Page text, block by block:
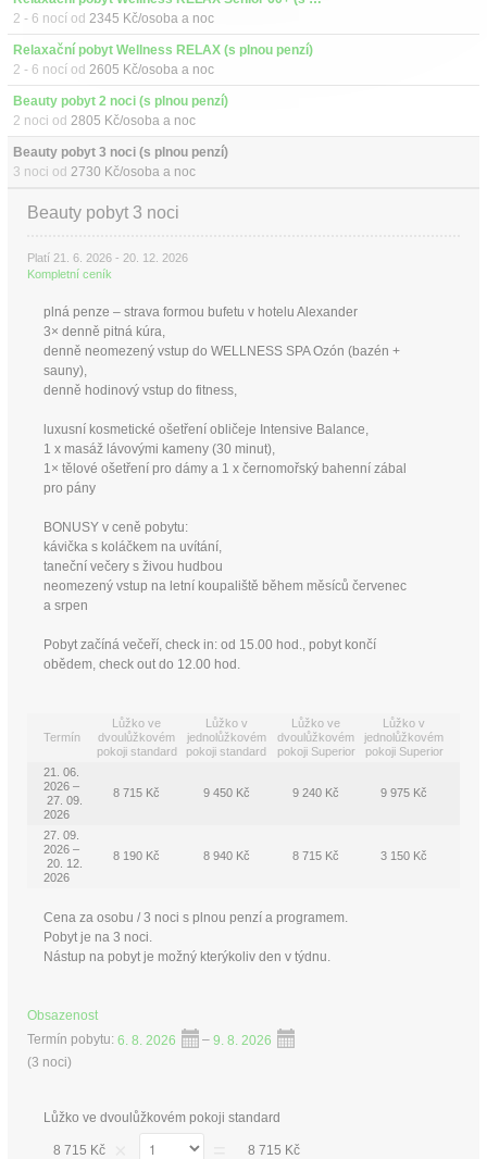
2 - 6 nocí od 2345 Kč/osoba a noc
Relaxační pobyt Wellness RELAX (s plnou penzí)
2 - 6 nocí od 2605 Kč/osoba a noc
Beauty pobyt 2 noci (s plnou penzí)
2 noci od 2805 Kč/osoba a noc
Beauty pobyt 3 noci (s plnou penzí)
3 noci od 2730 Kč/osoba a noc
Beauty pobyt 3 noci
Platí 21. 6. 2026 - 20. 12. 2026
Kompletní ceník
plná penze – strava formou bufetu v hotelu Alexander
3× denně pitná kúra,
denně neomezený vstup do WELLNESS SPA Ozón (bazén +
sauny),
denně hodinový vstup do fitness,
luxusní kosmetické ošetření obličeje Intensive Balance,
1 x masáž lávovými kameny (30 minut),
1× tělové ošetření pro dámy a 1 x černomořský bahenní zábal
pro pány
BONUSY v ceně pobytu:
kávička s koláčkem na uvítání,
taneční večery s živou hudbou
neomezený vstup na letní koupaliště během měsíců červenec
a srpen
Pobyt začíná večeří, check in: od 15.00 hod., pobyt končí
obědem, check out do 12.00 hod.
Termín
Lůžko ve
dvoulůžkovém
pokoji standard
Lůžko v
jednolůžkovém
pokoji standard
Lůžko ve
dvoulůžkovém
pokoji Superior
Lůžko v
jednolůžkovém
pokoji Superior
21. 06.
2026 –
27. 09.
2026
8 715 Kč 9 450 Kč 9 240 Kč 9 975 Kč
27. 09.
2026 –
20. 12.
2026
8 190 Kč 8 940 Kč 8 715 Kč 3 150 Kč
Cena za osobu / 3 noci s plnou penzí a programem.
Pobyt je na 3 noci.
Nástup na pobyt je možný kterýkoliv den v týdnu.
Obsazenost
Termín pobytu: 6. 8. 2026 – 9. 8. 2026
(3 noci)
Lůžko ve dvoulůžkovém pokoji standard
8 715 Kč 8 715 Kč